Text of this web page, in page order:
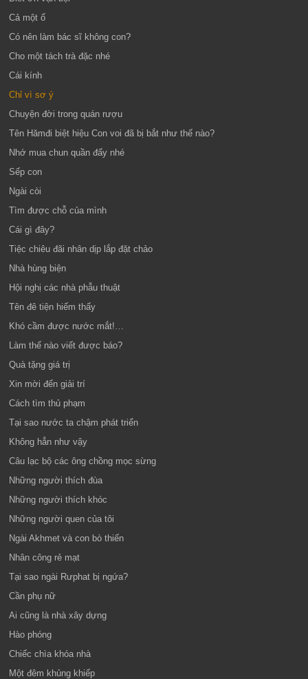
Cả một ổ
Có nên làm bác sĩ không con?
Cho một tách trà đặc nhé
Cái kính
Chỉ vì sơ ý
Chuyện đời trong quán rượu
Tên Hămđi biệt hiệu Con voi đã bị bắt như thế nào?
Nhớ mua chun quần đấy nhé
Sếp con
Ngài còi
Tìm được chỗ của mình
Cái gì đây?
Tiệc chiêu đãi nhân dịp lắp đặt chảo
Nhà hùng biện
Hội nghị các nhà phẫu thuật
Tên đê tiện hiếm thấy
Khó cầm được nước mắt!…
Làm thế nào viết được báo?
Quà tặng giá trị
Xin mời đến giải trí
Cách tìm thủ phạm
Tại sao nước ta chậm phát triển
Không hẳn như vậy
Câu lạc bộ các ông chồng mọc sừng
Những người thích đùa
Những người thích khóc
Những người quen của tôi
Ngài Akhmet và con bò thiến
Nhân công rẻ mạt
Tại sao ngài Rưphat bị ngứa?
Cần phụ nữ
Ai cũng là nhà xây dựng
Hào phóng
Chiếc chìa khóa nhà
Một đêm khủng khiếp